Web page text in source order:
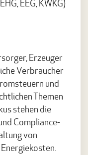
EEG, KWKG)
Erzeuger
Verbraucher
und
Themen
stehen die
Compliance-
von